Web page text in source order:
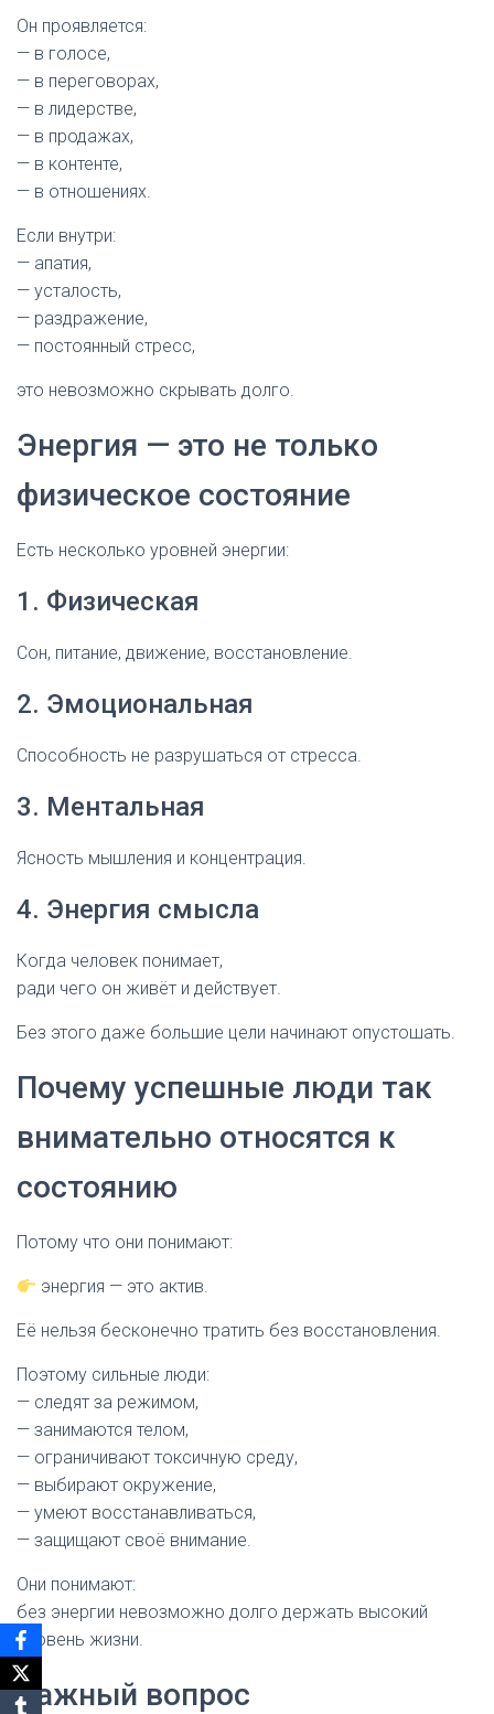
Он проявляется:
— в голосе,
— в переговорах,
— в лидерстве,
— в продажах,
— в контенте,
— в отношениях.
Если внутри:
— апатия,
— усталость,
— раздражение,
— постоянный стресс,
это невозможно скрывать долго.
Энергия — это не только
физическое состояние
Есть несколько уровней энергии:
1. Физическая
Сон, питание, движение, восстановление.
2. Эмоциональная
Способность не разрушаться от стресса.
3. Ментальная
Ясность мышления и концентрация.
4. Энергия смысла
Когда человек понимает,
ради чего он живёт и действует.
Без этого даже большие цели начинают опустошать.
Почему успешные люди так
внимательно относятся к
состоянию
Потому что они понимают:
энергия — это актив.
Её нельзя бесконечно тратить без восстановления.
Поэтому сильные люди:
— следят за режимом,
— занимаются телом,
— ограничивают токсичную среду,
— выбирают окружение,
— умеют восстанавливаться,
— защищают своё внимание.
Они понимают:
без энергии невозможно долго держать высокий
уровень жизни.
Важный вопрос